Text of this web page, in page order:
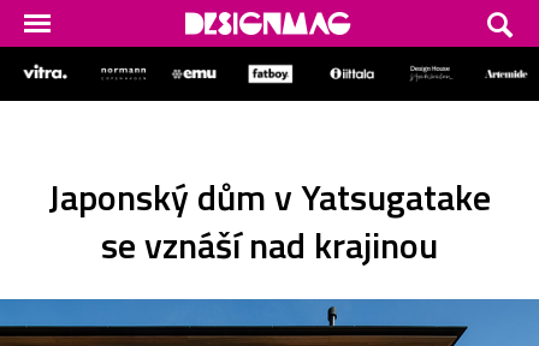
Japonský dům v Yatsugatake
se vznáší nad krajinou